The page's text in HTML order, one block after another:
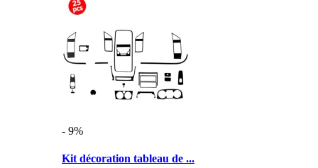
- 9%
Kit décoration tableau de ...